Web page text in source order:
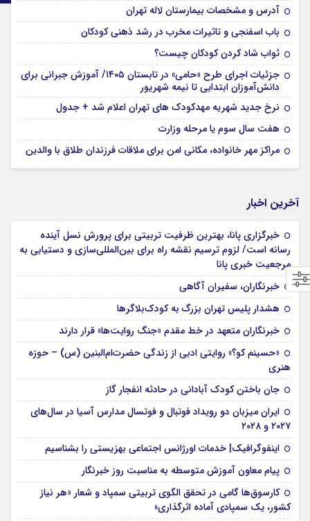
آدرس و مشخصات بیمارستان لاله تهران
باب اسفنجی و تاثیرات مخرب در رشد ذهنی کودکان
ثواب شاد کردن کودکان چیست؟
جزئیات اجرای طرح «حامی» در تابستان ۱۴۰۵/ آموزش جبرانی برای
دانش‌آموزان ابتدایی تا نیمه شهریور
نرخ جدید شهریه مهدکودک های تهران اعلام شد + جدول
هفت سال سوم یا مرحله وزارت
مراکز مهر خانواده، مکانی امن برای ملاقات فرزندان طلاق با والدین
آخرین اخبار
خبرگزاری پانا، بهترین ظرفیت تربیتی برای پرورش نسل آینده
رسانه است/ لزوم ترسیم نقشه راه برای بین‌المللی‌سازی و دستیابی به
مرجعیت خبری پانا
خبرنگاران، سفیران آگاهی
هشدار پلیس تهران بزرگ به کودک‌بلاگرها
خبرنگاران متعهد در خط مقدم «جنگ روایت‌ها» قرار دارند
«حسینم کو؟» روایتی ادبی از زندگی حضرت‌ام‌البنین (س) – حوزه
هنری
جان باختن کودک آبادانی در حادثه انفجار گاز
ایران میزبان دو رویداد فوتبال و فوتسال مدارس آسیا در سال‌های
۲۰۲۷ و ۲۰۲۸
اینفوگرافیک| خدمات اورژانس اجتماعی بهزیستی را بشناسیم
پیام معاون آموزش متوسطه به مناسبت روز خبرنگار
کارسوق‌ها گامی در تحقق الگوی تربیتی سمپاد و شعار «هر نیاز
کشور، یک سمپادی آماده اثرگذاری»